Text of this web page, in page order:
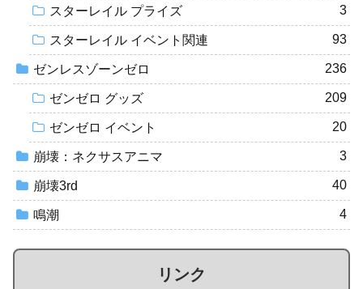
スターレイル プライズ 3
スターレイル イベント関連 93
ゼンレスゾーンゼロ 236
ゼンゼロ グッズ 209
ゼンゼロ イベント 20
崩壊：ネクサスアニマ 3
崩壊3rd 40
鳴潮 4
リンク